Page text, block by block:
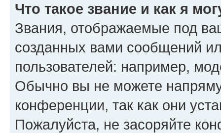
Что такое звание и как я
Звания, отображаемые под
созданных вами сообщений
пользователей: например,
Обычно вы не можете
конференции, так как они
Пожалуйста, не засоряйте